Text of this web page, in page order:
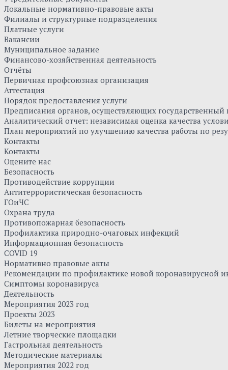
Локальные нормативно-правовые акты
Филиалы и структурные подразделения
Платные услуги
Вакансии
Муниципальное задание
Финансово-хозяйственная деятельность
Отчёты
Первичная профсоюзная организация
Аттестация
Порядок предоставления услуги
Предписания органов, осуществляющих
Аналитический отчет: независимая оценка качества
План мероприятий по улучшению качества работы по
Контакты
Контакты
Оцените нас
Безопасность
Противодействие коррупции
Антитеррористическая безопасность
ГОиЧС
Охрана труда
Противопожарная безопасность
Профилактика природно-очаговых инфекций
Информационная безопасность
COVID 19
Нормативно правовые акты
Рекомендации по профилактике новой коронавирусной
Симптомы коронавируса
Деятельность
Мероприятия 2023 год
Проекты 2023
Билеты на мероприятия
Летние творческие площадки
Гастрольная деятельность
Методические материалы
Мероприятия 2022 год